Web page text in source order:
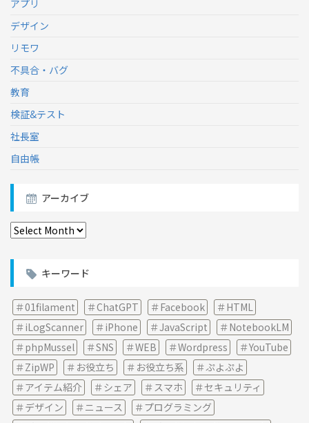
アプリ
デザイン
リモワ
不具合・バグ
教育
検証&テスト
社長室
自由帳
アーカイブ
ア
ー
カ
ブ
キーワード
01filament ChatGPT Facebook
HTML
iLogScanner
iPhone JavaScript
NotebookLM
phpMussel
SNS WEB Wordpress
YouTube
ZipWP
お役立ち お役立ち系
ぷよぷよ
アイテム紹介
シェア スマホ
セキュリティ
デザイン
ニュース
プログラミング